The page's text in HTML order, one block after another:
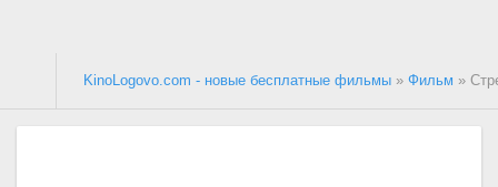
KinoLogovo.com - новые бесплатные фильмы » Фильм »